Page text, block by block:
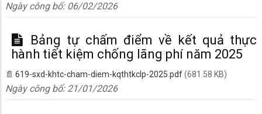
Ngày công bố: 06/02/2026
Bảng tự chấm điểm về kết quả thực
hành tiết kiệm chống lãng phí năm 2025
619-sxd-khtc-cham-diem-kqthtkclp-2025.pdf(681.58 KB)
Ngày công bố: 21/01/2026